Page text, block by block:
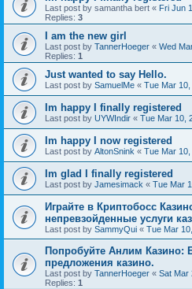
Last post by samantha bert « Fri Jun
Replies: 3
I am the new girl
Last post by TannerHoeger « Wed
Replies: 1
Just wanted to say Hello.
Last post by SamuelMe « Tue Mar
Im happy I finally registered
Last post by UYWIndir « Tue Mar 10,
Im happy I now registered
Last post by AltonSnink « Tue Mar
Im glad I finally registered
Last post by Jamesimack « Tue Mar
Играйте в Криптобосс
непревзойденные услуги
Last post by SammyQui « Tue Mar
Попробуйте Анлим Казино:
предложения казино.
Last post by TannerHoeger « Sat Mar
Replies: 1